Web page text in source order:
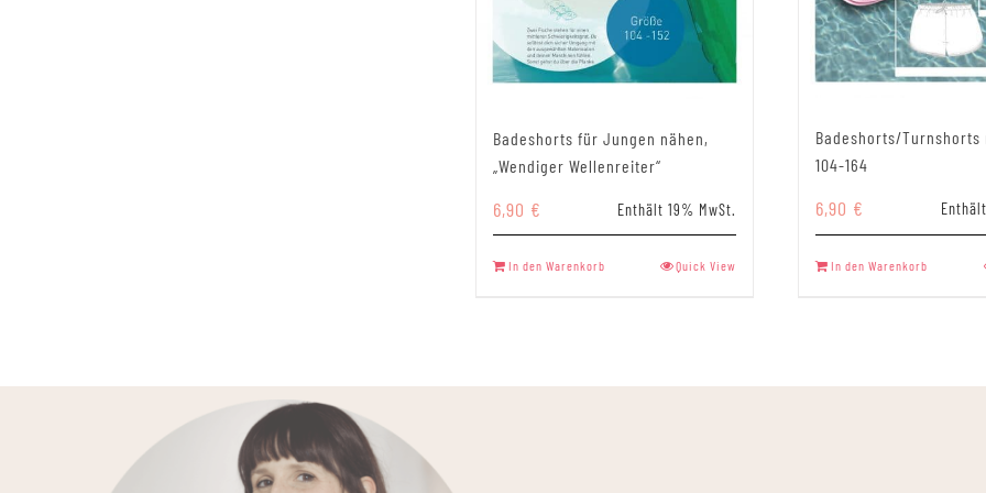
Badeshorts für Jungen nähen,
„Wendiger Wellenreiter“
6,90 € Enthält 19% MwSt.
In den Warenkorb Quick View
Badeshorts/Turnshorts
104-164
6,90 €
In den Warenkorb